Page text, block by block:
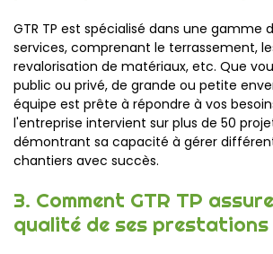
GTR TP est spécialisé dans une gamme
services, comprenant le terrassement,
revalorisation de matériaux, etc. Que
public ou privé, de grande ou petite
équipe est prête à répondre à vos
l'entreprise intervient sur plus de 50
démontrant sa capacité à gérer
chantiers avec succès.
3. Comment GTR TP
qualité de ses prestations